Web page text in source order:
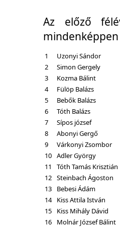
Az előző
1
Uzonyi Sándor
2
Simon Gergely
3
Kozma Bálint
4
Fülöp Balázs
5
Bebők Balázs
6
Tóth Balázs
7
Sípos józsef
8
Abonyi Gergő
9
Várkonyi Zsombor
10 Adler György
11
Tóth Tamás Krisztián
12 Steinbach Ágoston
13
Bebesi Ádám
14 Kiss Attila István
15
Kiss Mihály Dávid
16
Molnár József Bálint